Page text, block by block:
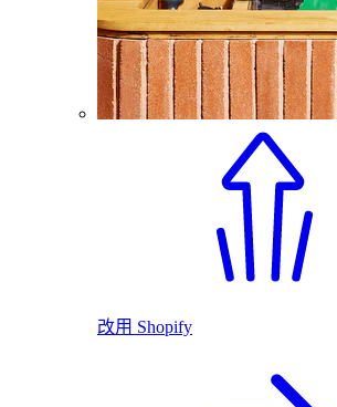
改用 Shopify